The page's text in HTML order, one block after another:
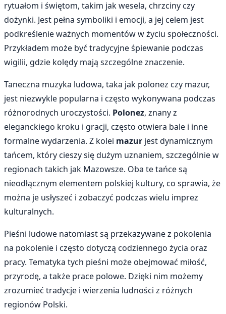
rytuałom i świętom, takim jak wesela, chrzciny czy
dożynki. Jest pełna symboliki i emocji, a jej celem jest
podkreślenie ważnych momentów w życiu społeczności.
Przykładem może być tradycyjne śpiewanie podczas
wigilii, gdzie kolędy mają szczególne znaczenie.
Taneczna muzyka ludowa, taka jak polonez czy mazur,
jest niezwykle popularna i często wykonywana podczas
różnorodnych uroczystości. Polonez, znany z
eleganckiego kroku i gracji, często otwiera bale i inne
formalne wydarzenia. Z kolei mazur jest dynamicznym
tańcem, który cieszy się dużym uznaniem, szczególnie w
regionach takich jak Mazowsze. Oba te tańce są
nieodłącznym elementem polskiej kultury, co sprawia, że
można je usłyszeć i zobaczyć podczas wielu imprez
kulturalnych.
Pieśni ludowe natomiast są przekazywane z pokolenia
na pokolenie i często dotyczą codziennego życia oraz
pracy. Tematyka tych pieśni może obejmować miłość,
przyrodę, a także prace polowe. Dzięki nim możemy
zrozumieć tradycje i wierzenia ludności z różnych
regionów Polski.